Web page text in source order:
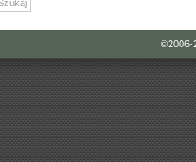
©2006-